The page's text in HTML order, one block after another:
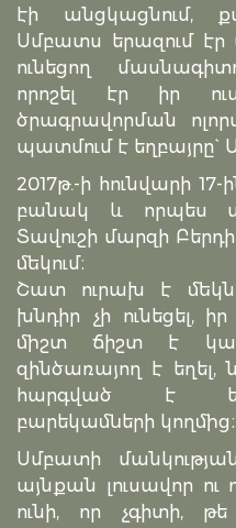
էի անցկացնում,
Սմբատս երազում
ունեցող
որոշել էր իր
ծրագրավորման
պատմում է եղբայրը`
2017թ.-ի հունվարի
բանակ և որպես
Տավուշի մարզի
մեկում։
Շատ ուրախ է
խնդիր չի ունեցել,
միշտ ճիշտ է
զինծառայող է եղել,
հարգված է
բարեկամների կողմից։
Սմբատի
այնքան լուսավոր ու
ունի, որ չգիտի,